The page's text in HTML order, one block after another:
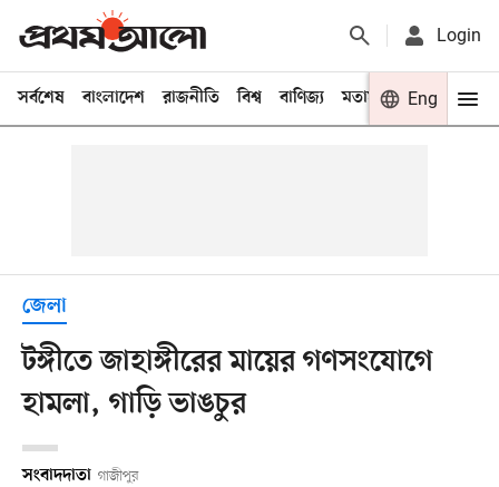
Login
সর্বশেষ বাংলাদেশ রাজনীতি বিশ্ব বাণিজ্য মতামত খেলা
Eng
জেলা
টঙ্গীতে জাহাঙ্গীরের মায়ের গণসংযোগে
হামলা, গাড়ি ভাঙচুর
সংবাদদাতা গাজীপুর